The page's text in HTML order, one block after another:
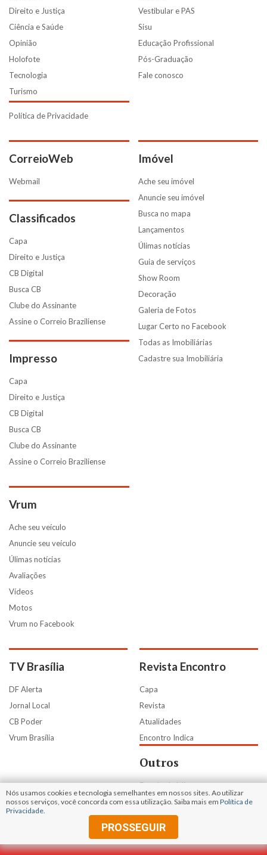
Direito e Justiça
Ciência e Saúde
Opinião
Holofote
Tecnologia
Turismo
Política de Privacidade
Vestibular e PAS
Sisu
Educação Profissional
Pós-Graduação
Fale conosco
CorreioWeb
Webmail
Classificados
Capa
Direito e Justiça
CB Digital
Busca CB
Clube do Assinante
Assine o Correio Braziliense
Impresso
Capa
Direito e Justiça
CB Digital
Busca CB
Clube do Assinante
Assine o Correio Braziliense
Imóvel
Ache seu imóvel
Anuncie seu imóvel
Busca no mapa
Lançamentos
Úlimas notícias
Guia de serviços
Show Room
Decoração
Galeria de Fotos
Lugar Certo no Facebook
Todas as Imobiliárias
Cadastre sua Imobiliária
Vrum
Ache seu veículo
Anuncie seu veículo
Úlimas notícias
Avaliações
Vídeos
Motos
Vrum no Facebook
TV Brasília
DF Alerta
Jornal Local
CB Poder
Vrum Brasília
Revista Encontro
Capa
Revista
Atualidades
Encontro Indica
Outros
Estado de Minas
Portal Uai
Uai e+
Nós usamos cookies e tecnologia semelhantes em nossos sites. Ao utilizar
nossos serviços, você concorda com essa utilização. Saiba mais em Política de
Privacidade.
PROSSEGUIR